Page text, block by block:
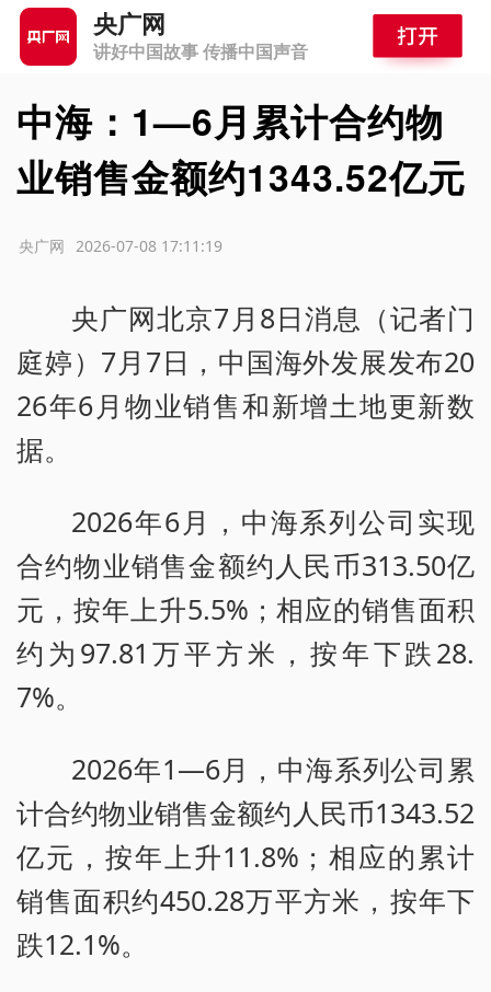
央广网
讲好中国故事 传播中国声音
中海：1—6月累计合约物
业销售金额约1343.52亿元
2026-07-08 17:11:19
央广网
央广网北京7月8日消息（记者门
庭婷）7月7日，中国海外发展发布20
26年6月物业销售和新增土地更新数
据。
2026年6月，中海系列公司实现
合约物业销售金额约人民币313.50亿
元，按年上升5.5%；相应的销售面积
约为97.81万平方米，按年下跌28.
7%。
2026年1—6月，中海系列公司累
计合约物业销售金额约人民币1343.52
亿元，按年上升11.8%；相应的累计
销售面积约450.28万平方米，按年下
跌12.1%。